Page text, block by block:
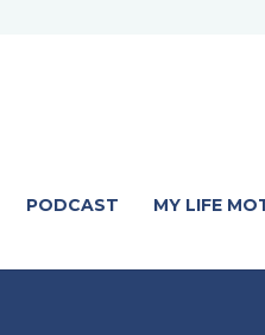
PODCAST MY LIFE